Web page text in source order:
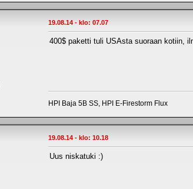
19.08.14 - klo: 07.07
400$ paketti tuli USAsta suoraan kotiin,
HPI Baja 5B SS, HPI E-Firestorm Flux
19.08.14 - klo: 10.18
Uus niskatuki :)